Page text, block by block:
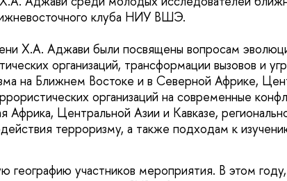
клуба НИУ ВШЭ.
Х.А. Аджави были посвящены вопросам
организаций, трансформации вызовов и
на Ближнем Востоке и в Северной Африке,
организаций на современные
Африка, Центральной Азии и Кавказе,
терроризму, а также подходам к
географию участников мероприятия. В этом